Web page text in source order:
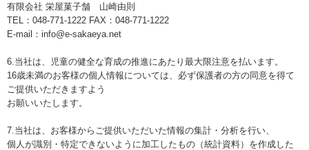
有限会社 栄屋菓子舗 山崎由則
TEL：048-771-1222 FAX：048-771-1222
E-mail：info@e-sakaeya.net
6.当社は、児童の健全な育成の推進にあたり最大限注意を払います。
16歳未満のお客様の個人情報については、必ず保護者の方の同意を得て
ご提供いただきますよう
お願いいたします。
7.当社は、お客様からご提供いただいた情報の集計・分析を行い、
個人が識別・特定できないように加工したもの（統計資料）を作成した